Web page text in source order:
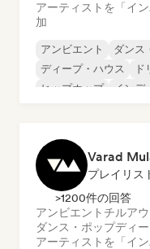
アーティストを「イ
加
アンビエント ダンス
ディープ・ハウス
ド
ヒップホップ
イン
Varad
プレイリス
>1200件の回答
アンビエント チルアウ
ダンス・ポップディ
アーティストを「イ